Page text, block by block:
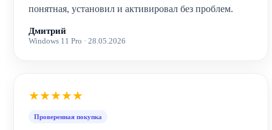
понятная, установил и активировал без проблем.
Дмитрий
Windows 11 Pro · 28.05.2026
★★★★★
Проверенная покупка